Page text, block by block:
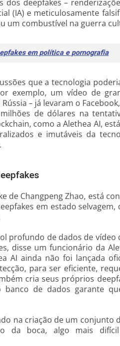
deepfakes –
(IA) e meticulosamente
um combustível na guerra
em política e pornografia
que a tecnologia
exemplo, um vídeo de
– já levaram o
de dólares na
como a Alethea AI,
e imutáveis ​​da
de Changpeng Zhao, está
em estado selvagem,
profundo de dados de vídeo
disse um funcionário da
AI ainda não foi lançada
para ser eficiente,
cria seus próprios
banco de dados garante
na criação de um conjunto
da boca, algo mais